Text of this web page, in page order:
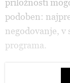
priložnosti
podoben:
negodovanje, v
programa.